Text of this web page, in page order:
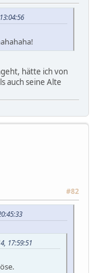
hätte ich von
auch seine Alte
#82
17:59:51